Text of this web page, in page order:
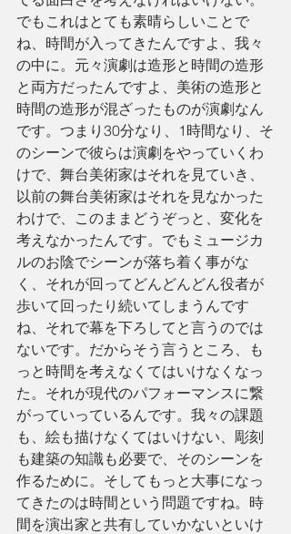
でもこれはとても素晴らしいことで
ね、時間が入ってきたんですよ、我々
の中に。元々演劇は造形と時間の造形
と両方だったんですよ、美術の造形と
時間の造形が混ざったものが演劇なん
です。つまり30分なり、1時間なり、そ
のシーンで彼らは演劇をやっていくわ
けで、舞台美術家はそれを見ていき、
以前の舞台美術家はそれを見なかった
わけで、このままどうぞっと、変化を
考えなかったんです。でもミュージカ
ルのお陰でシーンが落ち着く事がな
く、それが回ってどんどんどん役者が
歩いて回ったり続いてしまうんです
ね、それで幕を下ろしてと言うのでは
ないです。だからそう言うところ、も
っと時間を考えなくてはいけなくなっ
た。それが現代のパフォーマンスに繋
がっていっているんです。我々の課題
も、絵も描けなくてはいけない、彫刻
も建築の知識も必要で、そのシーンを
作るために。そしてもっと大事になっ
てきたのは時間という問題ですね。時
間を演出家と共有していかないといけ